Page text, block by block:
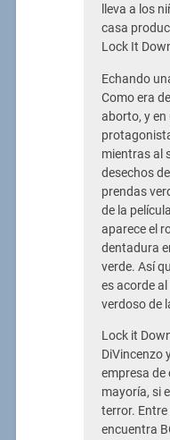
lleva a los
casa
Lock It
Echando
Como era
aborto, y en
mientras al
desechos
prendas
de la
aparece el
dentadura
verde. Así
es acorde
verdoso de
Lock it
DiVincenzo
empresa de
mayoría, si
terror.
encuentra